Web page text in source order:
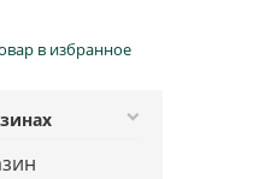
в избранное